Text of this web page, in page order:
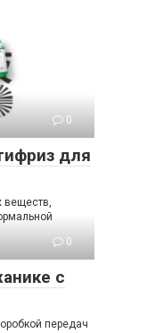
0
для
веществ,
0
с
передач